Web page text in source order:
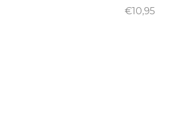
€10,95